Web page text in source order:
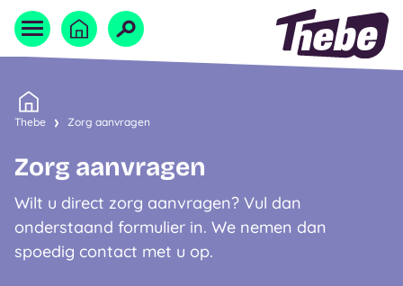
Home
Naar homepage
Thebe Zorg aanvragen
Zorg aanvragen
Wilt u direct zorg aanvragen? Vul dan
onderstaand formulier in. We nemen dan
spoedig contact met u op.